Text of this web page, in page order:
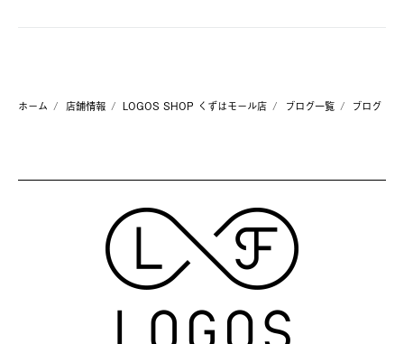
ホーム 店舗情報 LOGOS SHOP くずはモール店 ブログ一覧 ブログ